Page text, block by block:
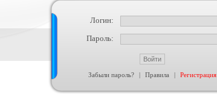
Логин:
Пароль:
Забыли пароль? | Правила | Регистрация